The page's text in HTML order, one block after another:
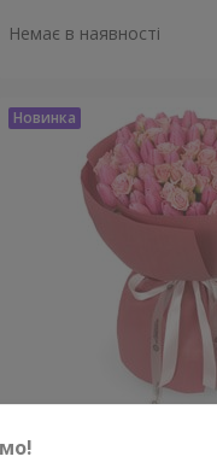
Немає в наявності